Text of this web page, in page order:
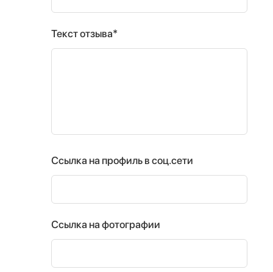
Текст отзыва*
Ссылка на профиль в соц.сети
Ссылка на фотографии